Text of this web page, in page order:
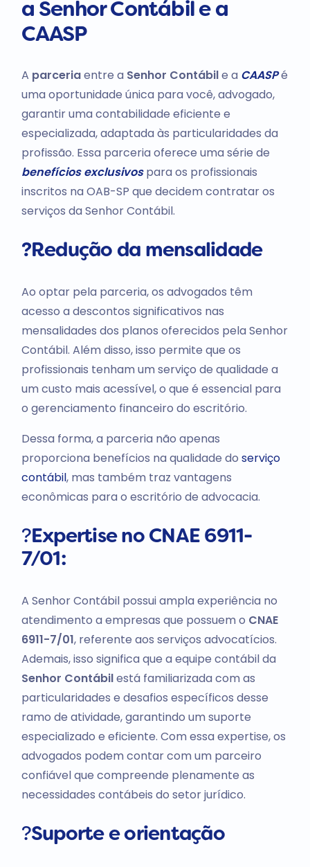
a Senhor Contábil e a
CAASP
A parceriaentre a Senhor Contábile aCAASPé
uma oportunidade única para você, advogado,
garantir uma contabilidade eficiente e
especializada, adaptada às particularidades da
profissão. Essa parceria oferece uma série de
benefícios exclusivos para os profissionais
inscritos na OAB-SP que decidem contratar os
serviços da Senhor Contábil.
?Redução da mensalidade
Ao optar pela parceria, os advogados têm
acesso a descontos significativos nas
mensalidades dos planos oferecidos pela Senhor
Contábil. Além disso, isso permite que os
profissionais tenham um serviço de qualidade a
um custo mais acessível, o que é essencial para
o gerenciamento financeiro do escritório.
Dessa forma, a parceria não apenas
proporciona benefícios na qualidade do serviço
contábil, mas também traz vantagens
econômicas para o escritório de advocacia.
?Expertise no CNAE 6911-
7/01:
A Senhor Contábil possui ampla experiência no
atendimento a empresas que possuem o CNAE
6911-7/01, referente aos serviços advocatícios.
Ademais, isso significa que a equipe contábil da
Senhor Contábilestá familiarizada com as
particularidades e desafios específicos desse
ramo de atividade, garantindo um suporte
especializado e eficiente. Com essa expertise, os
advogados podem contar com um parceiro
confiável que compreende plenamente as
necessidades contábeis do setor jurídico.
?Suporte e orientação